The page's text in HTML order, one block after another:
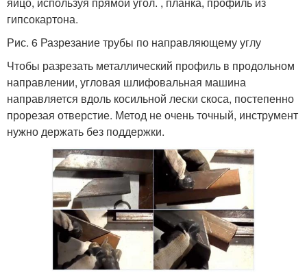
гипсокартона.
Рис. 6 Разрезание трубы по направляющему углу
Чтобы разрезать металлический профиль в продольном
направлении, угловая шлифовальная машина
направляется вдоль косильной лески скоса, постепенно
прорезая отверстие. Метод не очень точный, инструмент
нужно держать без поддержки.